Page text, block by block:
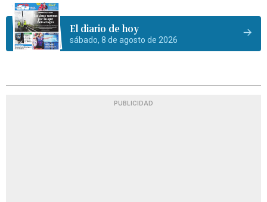
El diario de hoy
sábado, 8 de agosto de 2026
PUBLICIDAD